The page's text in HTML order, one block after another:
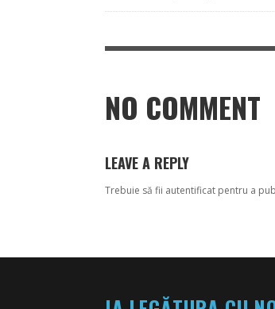
NO COMMENT
LEAVE A REPLY
Trebuie să fii autentificat pentru a